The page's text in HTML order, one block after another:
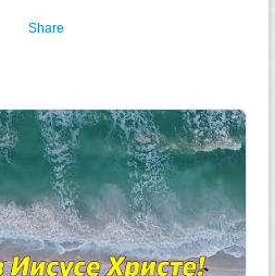
Share